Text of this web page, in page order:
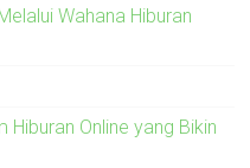
Wahana Hiburan
Online yang Bikin